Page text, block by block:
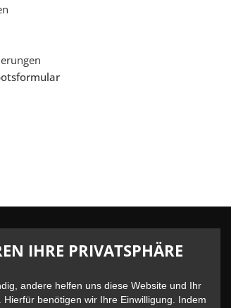
/ Ecke Bundesallee 41
IHRE PRIVATSPHÄRE
andere helfen uns diese Website und Ihr
benötigen wir Ihre Einwilligung. Indem